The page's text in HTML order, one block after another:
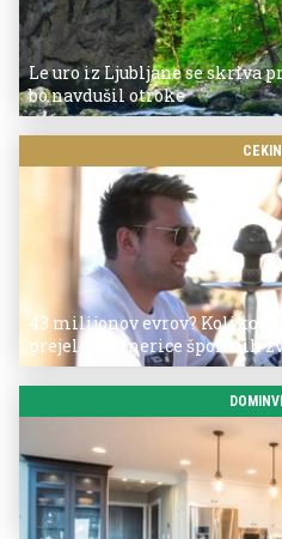
Le uro iz Ljubljane se skriva
bo navdušil otroke
43 milijonov evrov? Koliko
prejele partnerice športnih